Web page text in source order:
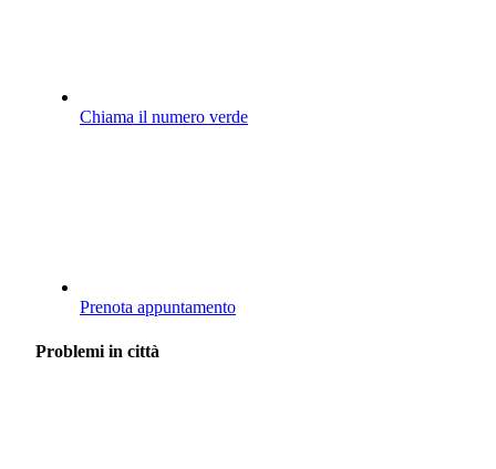
Chiama il numero verde
Prenota appuntamento
Problemi in città